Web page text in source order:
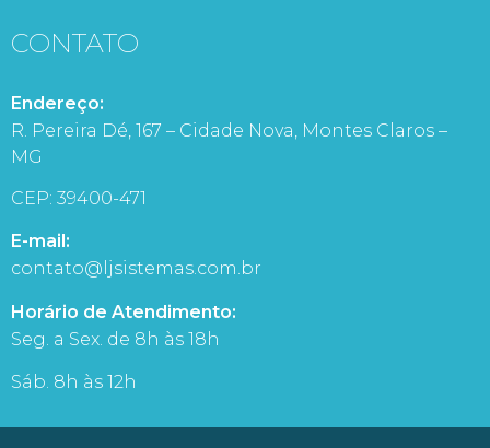
CONTATO
Endereço:
R. Pereira Dé, 167 – Cidade Nova, Montes Claros –
MG
CEP: 39400-471
E-mail:
contato@ljsistemas.com.br
Horário de Atendimento:
Seg. a Sex. de 8h às 18h
Sáb. 8h às 12h